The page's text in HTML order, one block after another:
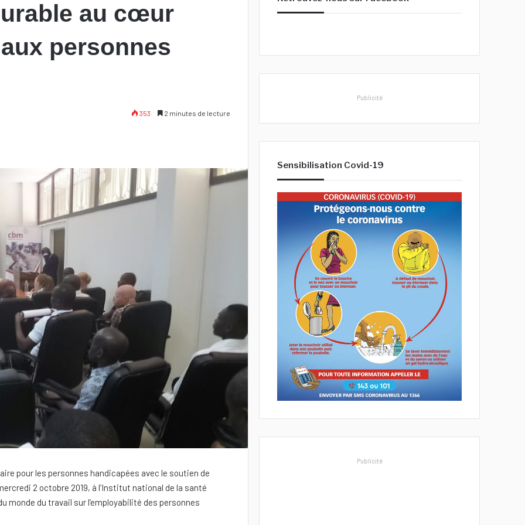
au cœur
personnes
353 2 minutes de lecture
pour les personnes handicapées avec le soutien de
2 octobre 2019, à l’Institut national de la santé
monde du travail sur l’employabilité des personnes
:
Publicité
Sensibilisation Covid-19
Publicité